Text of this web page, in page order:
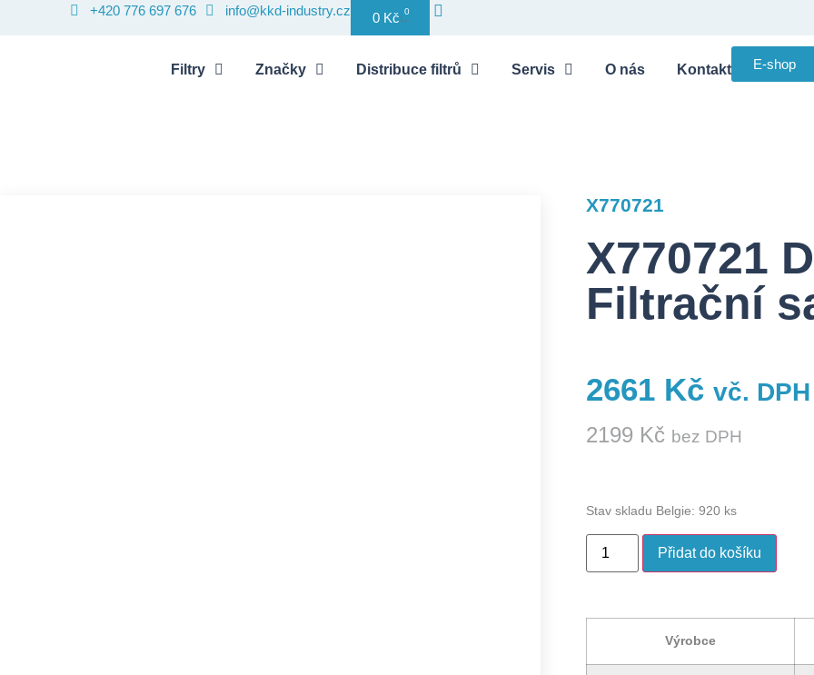
+420 776 697 676 info@kkd-industry.cz 0 Kč 0
Filtry Značky Distribuce filtrů Servis O nás Kontakt E-shop
X770721
X770721
Filtrační
2661 Kč vč. DPH
2199 Kč bez DPH
Stav skladu Belgie: 920 ks
Přidat do košíku
Výrobce